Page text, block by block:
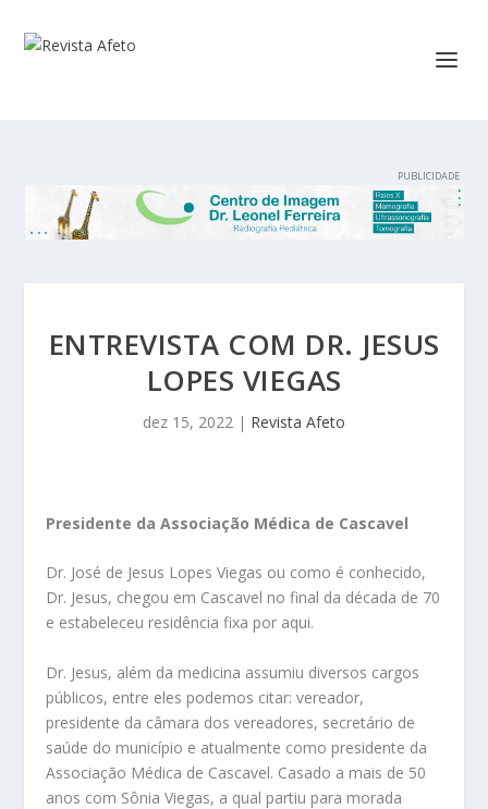
ENTREVISTA COM DR. JESUS
LOPES VIEGAS
dez 15, 2022 | Revista Afeto
Presidente da Associação Médica de Cascavel
Dr. José de Jesus Lopes Viegas ou como é conhecido,
Dr. Jesus, chegou em Cascavel no final da década de 70
e estabeleceu residência fixa por aqui.
Dr. Jesus, além da medicina assumiu diversos cargos
públicos, entre eles podemos citar: vereador,
presidente da câmara dos vereadores, secretário de
saúde do município e atualmente como presidente da
Associação Médica de Cascavel. Casado a mais de 50
anos com Sônia Viegas, a qual partiu para morada